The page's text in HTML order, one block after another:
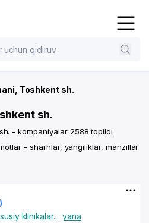
Toshkent sh.
sh.
- kompaniyalar 2588 topildi
- sharhlar, yangiliklar, manzillar
klinikalar... yana